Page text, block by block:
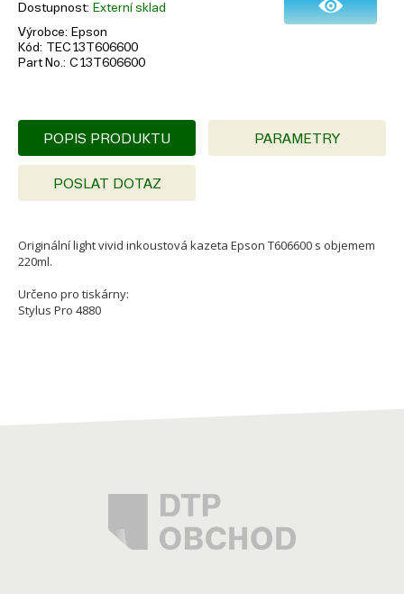
Dostupnost Externí sklad
Výrobce
Epson
Kód
TEC13T606600
Part No. C13T606600
POPIS PRODUKTU PARAMETRY
POSLAT DOTAZ
Originální light vivid inkoustová kazeta Epson T606600 s objemem
220ml.
Určeno pro tiskárny:
Stylus Pro 4880